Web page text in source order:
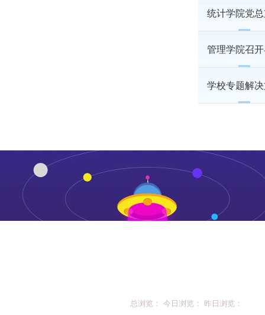
统计学院党
管理学院召
学校专题解
总浏览： 今日浏览： 昨日浏览：